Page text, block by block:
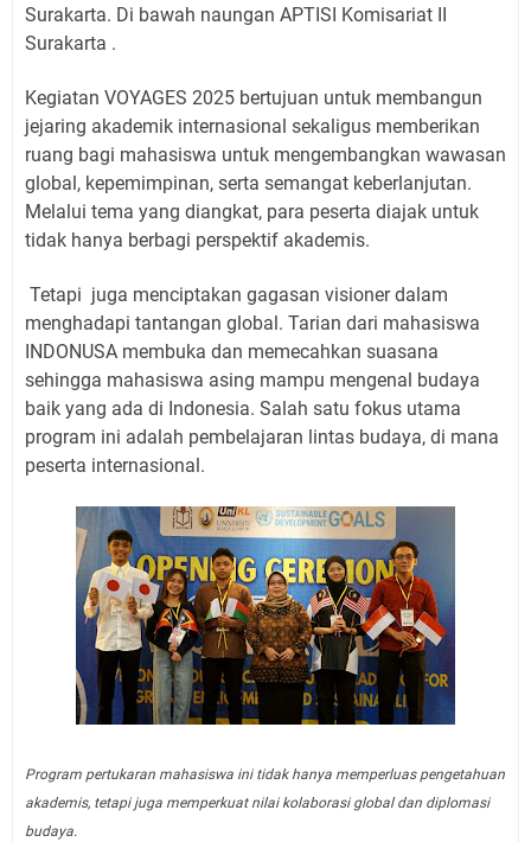
Surakarta. Di bawah naungan APTISI Komisariat II
Surakarta .
Kegiatan VOYAGES 2025 bertujuan untuk membangun
jejaring akademik internasional sekaligus memberikan
ruang bagi mahasiswa untuk mengembangkan wawasan
global, kepemimpinan, serta semangat keberlanjutan.
Melalui tema yang diangkat, para peserta diajak untuk
tidak hanya berbagi perspektif akademis.
Tetapi juga menciptakan gagasan visioner dalam
menghadapi tantangan global. Tarian dari mahasiswa
INDONUSA membuka dan memecahkan suasana
sehingga mahasiswa asing mampu mengenal budaya
baik yang ada di Indonesia. Salah satu fokus utama
program ini adalah pembelajaran lintas budaya, di mana
peserta internasional.
Program pertukaran mahasiswa ini tidak hanya memperluas pengetahuan
akademis, tetapi juga memperkuat nilai kolaborasi global dan diplomasi
budaya.